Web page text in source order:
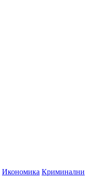
Икономика Криминални